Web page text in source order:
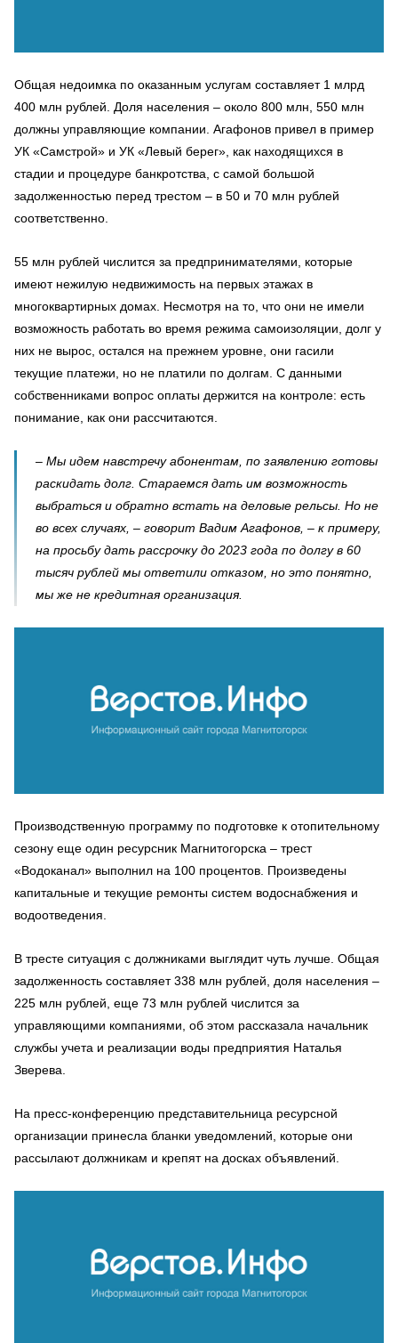
Общая недоимка по оказанным услугам составляет 1 млрд
400 млн рублей. Доля населения – около 800 млн, 550 млн
должны управляющие компании. Агафонов привел в пример
УК «Самстрой» и УК «Левый берег», как находящихся в
стадии и процедуре банкротства, с самой большой
задолженностью перед трестом – в 50 и 70 млн рублей
соответственно.
55 млн рублей числится за предпринимателями, которые
имеют нежилую недвижимость на первых этажах в
многоквартирных домах. Несмотря на то, что они не имели
возможность работать во время режима самоизоляции, долг у
них не вырос, остался на прежнем уровне, они гасили
текущие платежи, но не платили по долгам. С данными
собственниками вопрос оплаты держится на контроле: есть
понимание, как они рассчитаются.
– Мы идем навстречу абонентам, по заявлению готовы
раскидать долг. Стараемся дать им возможность
выбраться и обратно встать на деловые рельсы. Но не
во всех случаях, – говорит Вадим Агафонов, – к примеру,
на просьбу дать рассрочку до 2023 года по долгу в 60
тысяч рублей мы ответили отказом, но это понятно,
мы же не кредитная организация.
Производственную программу по подготовке к отопительному
сезону еще один ресурсник Магнитогорска – трест
«Водоканал» выполнил на 100 процентов. Произведены
капитальные и текущие ремонты систем водоснабжения и
водоотведения.
В тресте ситуация с должниками выглядит чуть лучше. Общая
задолженность составляет 338 млн рублей, доля населения –
225 млн рублей, еще 73 млн рублей числится за
управляющими компаниями, об этом рассказала начальник
службы учета и реализации воды предприятия Наталья
Зверева.
На пресс-конференцию представительница ресурсной
организации принесла бланки уведомлений, которые они
рассылают должникам и крепят на досках объявлений.